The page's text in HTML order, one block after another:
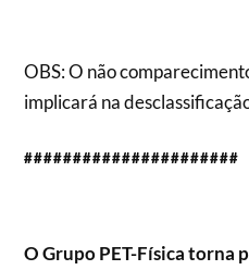
OBS: O não
implicará na
######################
O Grupo PET-Física torna